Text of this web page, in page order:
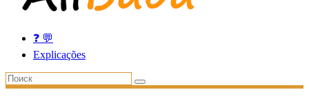
❓ 💬
Explicações